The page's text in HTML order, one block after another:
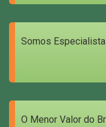
Somos
O Menor Valor do